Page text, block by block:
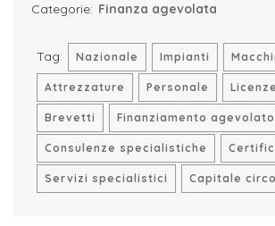
Categorie: Finanza agevolata
Tag: Nazionale Impianti
Attrezzature Personale Licenze
Brevetti Finanziamento agevolato
Consulenze specialistiche
Servizi specialistici Capitale